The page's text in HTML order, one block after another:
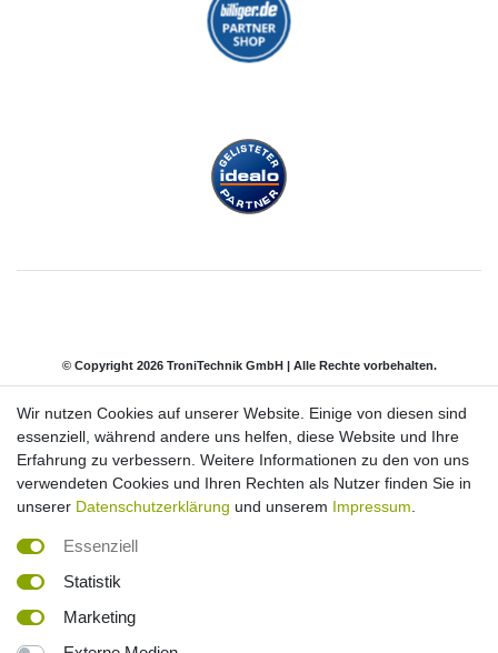
© Copyright 2026 TroniTechnik GmbH | Alle Rechte vorbehalten.
Impressum Daten­schutz­erklärung AGB
Barrierefreiheitserklärung Widerrufs­recht
*inkl. ges. MwSt. Versandkostenfrei innerhalb Deutschlands. Lieferzeiten und
Wir nutzen Cookies auf unserer Website. Einige von diesen sind
essenziell, während andere uns helfen, diese Website und Ihre
Erfahrung zu verbessern. Weitere Informationen zu den von uns
verwendeten Cookies und Ihren Rechten als Nutzer finden Sie in
unserer Datenschutzerklärung und unserem Impressum
Essenziell
Statistik
Marketing